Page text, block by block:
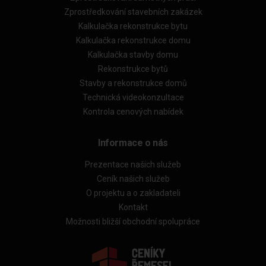
Zprostředkování stavebních zakázek
Kalkulačka rekonstrukce bytu
Kalkulačka rekonstrukce domu
Kalkulačka stavby domu
Rekonstrukce bytů
Stavby a rekonstrukce domů
Technická videokonzultace
Kontrola cenových nabídek
Informace o nás
Prezentace našich služeb
Ceník našich služeb
O projektu a o zakladateli
Kontakt
Možnosti bližší obchodní spolupráce